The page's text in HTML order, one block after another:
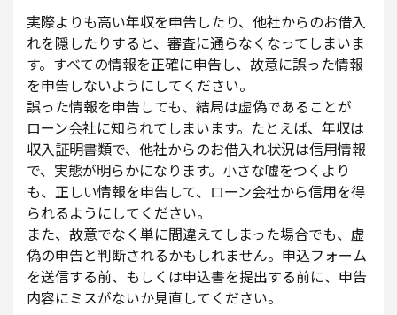
実際よりも高い年収を申告したり、他社からのお借入
れを隠したりすると、審査に通らなくなってしまいま
す。すべての情報を正確に申告し、故意に誤った情報
を申告しないようにしてください。
誤った情報を申告しても、結局は虚偽であることが
ローン会社に知られてしまいます。たとえば、年収は
収入証明書類で、他社からのお借入れ状況は信用情報
で、実態が明らかになります。小さな嘘をつくより
も、正しい情報を申告して、ローン会社から信用を得
られるようにしてください。
また、故意でなく単に間違えてしまった場合でも、虚
偽の申告と判断されるかもしれません。申込フォーム
を送信する前、もしくは申込書を提出する前に、申告
内容にミスがないか見直してください。